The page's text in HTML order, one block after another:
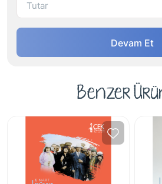
Devam Et
Benzer